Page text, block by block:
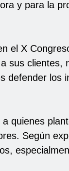
y para la
el X
sus clientes,
defender los
quienes
Según